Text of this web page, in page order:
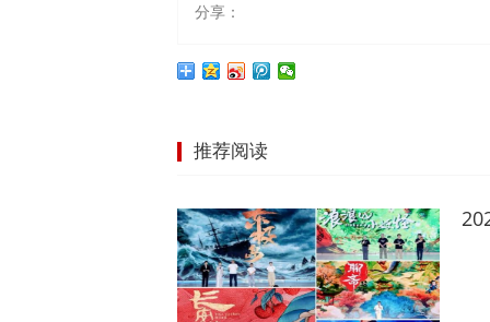
分享：
推荐阅读